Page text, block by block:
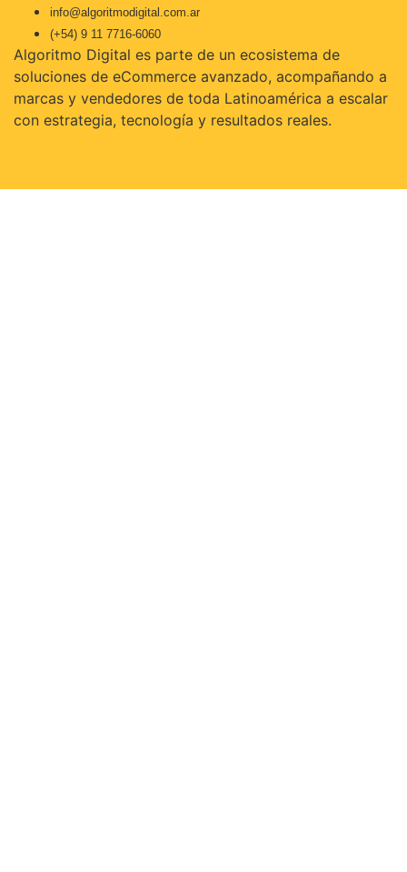
info@algoritmodigital.com.ar
(+54) 9 11 7716-6060
Algoritmo Digital es parte de un ecosistema de
soluciones de eCommerce avanzado, acompañando a
marcas y vendedores de toda Latinoamérica a escalar
con estrategia, tecnología y resultados reales.